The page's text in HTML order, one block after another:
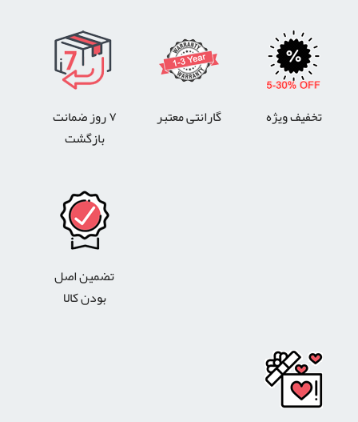
تخفیف ویژه گارانتی معتبر
۷ روز ضمانت
بازگشت
تضمین اصل
بودن کالا